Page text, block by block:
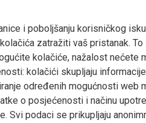
i poboljšanju korisničkog
zatražiti vaš pristanak. To
kolačiće, nažalost nećete
kolačići skupljaju
određenih mogućnosti web
o posjećenosti i načinu
Svi podaci se prikupljaju